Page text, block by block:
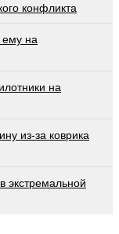
конфликта
ему на
на
из-за коврика
экстремальной